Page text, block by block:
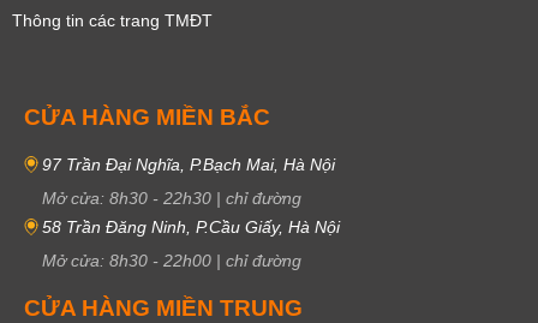
Thông tin các trang TMĐT
CỬA HÀNG MIỀN BẮC
97 Trần Đại Nghĩa, P.Bạch Mai, Hà Nội
Mở cửa: 8h30 - 22h30 | chỉ đường
58 Trần Đăng Ninh, P.Cầu Giấy, Hà Nội
Mở cửa: 8h30 - 22h00 | chỉ đường
CỬA HÀNG MIỀN TRUNG